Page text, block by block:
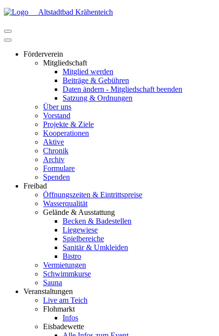
Altstadtbad Krähenteich
Förderverein
Mitgliedschaft
Mitglied werden
Beiträge & Gebühren
Daten ändern - Mitgliedschaft beenden
Satzung & Ordnungen
Über uns
Vorstand
Projekte & Ziele
Kooperationen
Aktive
Chronik
Archiv
Formulare
Spenden
Freibad
Öffnungszeiten & Eintrittspreise
Wasserqualität
Gelände & Ausstattung
Becken & Badestellen
Liegewiese
Spielbereiche
Sanitär & Umkleiden
Bistro
Vermietungen
Schwimmkurse
Sauna
Veranstaltungen
Live am Teich
Flohmarkt
Infos
Eisbadewette